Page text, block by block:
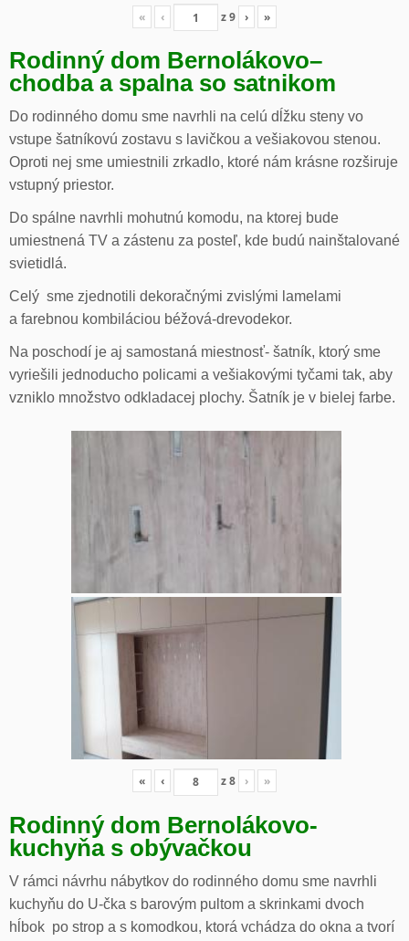
« ‹ z9 › »
Rodinný dom Bernolákovo–
chodba a spalna so satnikom
Do rodinného domu sme navrhli na celú dĺžku steny vo
vstupe šatníkovú zostavu s lavičkou a vešiakovou stenou.
Oproti nej sme umiestnili zrkadlo, ktoré nám krásne rozširuje
vstupný priestor.
Do spálne navrhli mohutnú komodu, na ktorej bude
umiestnená TV a zástenu za posteľ, kde budú nainštalované
svietidlá.
Celý sme zjednotili dekoračnými zvislými lamelami
a farebnou kombiláciou béžová-drevodekor.
Na poschodí je aj samostaná miestnosť- šatník, ktorý sme
vyriešili jednoducho policami a vešiakovými tyčami tak, aby
vzniklo množstvo odkladacej plochy. Šatník je v bielej farbe.
« ‹ z8 › »
Rodinný dom Bernolákovo-
kuchyňa s obývačkou
V rámci návrhu nábytkov do rodinného domu sme navrhli
kuchyňu do U-čka s barovým pultom a skrinkami dvoch
hĺbok po strop a s komodkou, ktorá vchádza do okna a tvorí